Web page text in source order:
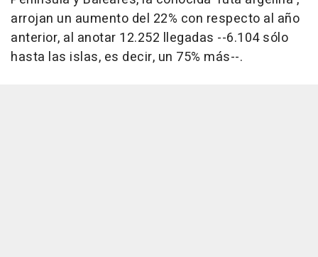
arrojan un aumento del 22% con respecto al año
anterior, al anotar 12.252 llegadas --6.104 sólo
hasta las islas, es decir, un 75% más--.